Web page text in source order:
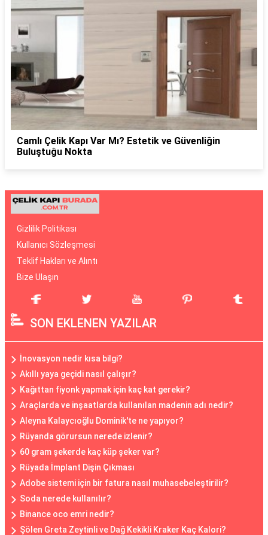
Camlı Çelik Kapı Var Mı? Estetik ve Güvenliğin
Buluştuğu Nokta
Gizlilik Politikası
Kullanıcı Sözleşmesi
Teklif Hakları ve Alıntı
Bize Ulaşın
SON EKLENEN YAZILAR
İnovasyon nedir kısa bilgi?
Akıllı yaya geçidi nasıl çalışır?
Kağıttan fiyonk yapmak için kaç kat gerekir?
Araçlarda ve inşaatlarda kullanılan madenin adı nedir?
Aleyna Kalaycıoğlu Dominik'te ne yapıyor?
Rüyanda görursun nerede izlenir?
60 gram şekerde kaç küp şeker var?
Rüyada İmplant Dişin Çıkması
Adobe sistemi için bir fatura nasıl muhasebeleştirilir?
Soda nerede kullanılır?
Binance oco emri nedir?
Şölen Greta Zeytinli ve Dağ Kekikli Kraker Kaç Kalori?